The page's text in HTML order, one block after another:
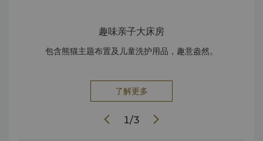
趣味亲子大床房
包含熊猫主题布置及儿童洗护用品，趣意盎然。
了解更多
1/3